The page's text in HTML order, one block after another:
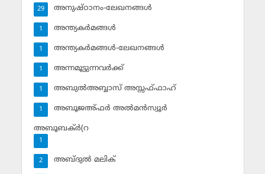
അനുഷ്ഠാനം-ലേഖനങ്ങള്‍
29
അന്ത്യകര്‍മങ്ങള്‍
1
അന്ത്യകര്‍മങ്ങള്‍-ലേഖനങ്ങള്‍
1
അന്നമൂട്ടുന്നവര്‍ക്ക്
1
അബുല്‍അബ്ബാസ് അസ്സഫ്ഫാഹ്‌
1
അബൂജഅ്ഫര്‍ അല്‍മന്‍സ്വൂര്‍
1
അബൂബക്ര്‍(റ
1
അബ്ദുല്‍ മലിക്‌
2